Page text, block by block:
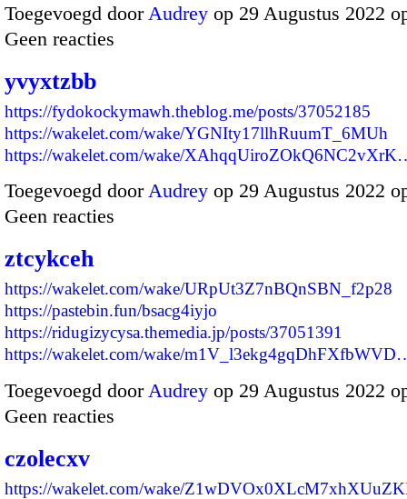
Toegevoegd door Audrey op 29 Augustus 2022
Geen reacties
yvyxtzbb
https://fydokockymawh.theblog.me/posts/37052185
https://wakelet.com/wake/YGNIty17llhRuumT_6MUh
https://wakelet.com/wake/
Toegevoegd doorAudrey op 29 Augustus 2022
Geen reacties
ztcykceh
https://wakelet.com/wake/URpUt3Z7nBQnSBN_f2p28
https://pastebin.fun/bsacg4iyjo
https://ridugizycysa.themedia.jp/posts/37051391
https://wakelet.com/wake/
Toegevoegd door Audrey op 29 Augustus 2022
Geen reacties
czolecxv
https://wakelet.com/wake/